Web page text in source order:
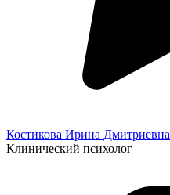
Костикова Ирина Дмитриевна
Клинический психолог